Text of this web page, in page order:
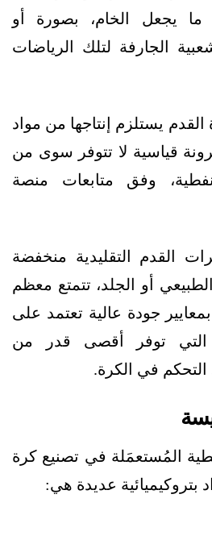
ما يجعل الخام، بصورة أو
الجارفة لتلك الرياضات
يستلزم إنتاجها من مواد
قياسية لا تتوفر سوى من
وفق متابعات منصة
القدم التقليدية منخفضة
أو الجلد، تتمتع معظم
جودة عالية تعتمد على
التي توفر أقصى قدر من
التحكم في الكرة.
المُستعمَلة في تصنيع كرة
بتروكيميائية عديدة هي: